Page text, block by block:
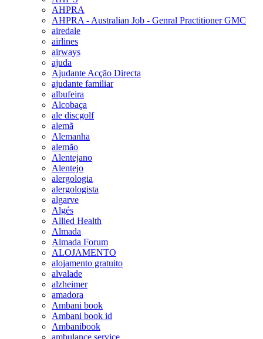
AHPRA
AHPRA - Australian Job - Genral Practitioner GMC
airedale
airlines
airways
ajuda
Ajudante Acção Directa
ajudante familiar
albufeira
Alcobaça
ale discgolf
alemã
Alemanha
alemão
Alentejano
Alentejo
alergologia
alergologista
algarve
Algés
Allied Health
Almada
Almada Forum
ALOJAMENTO
alojamento gratuito
alvalade
alzheimer
amadora
Ambani book
Ambani book id
Ambanibook
ambulance service